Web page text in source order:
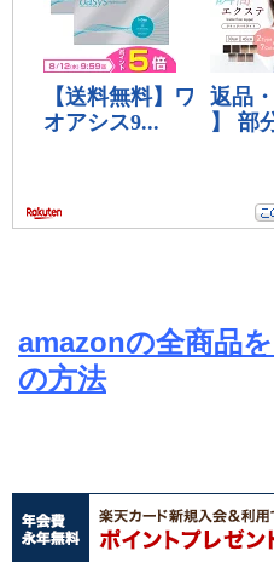
amazonの全商品
の方法